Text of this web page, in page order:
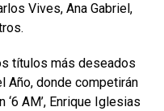
Vives, Ana Gabriel,
títulos más deseados
Año, donde competirán
AM’, Enrique Iglesias